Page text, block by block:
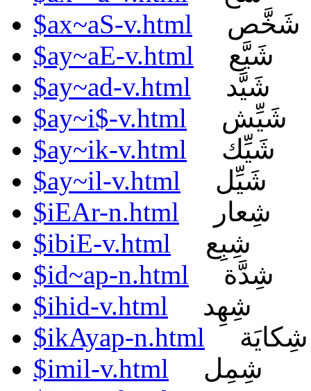
$ax~aS-v.html
شَخَّص
$ay~aE-v.html
شَيَّع
$ay~ad-v.html
شَيَّد
$ay~i$-v.html
شَيِّش
$ay~ik-v.html
شَيِّك
$ay~il-v.html
شَيِّل
$iEAr-n.html
شِعار
$ibiE-v.html
شِبِع
$id~ap-n.html
شِدَّة
$ihid-v.html
شِهِد
$ikAyap-n.html
شِكايَة
$imil-v.html
شِمِل